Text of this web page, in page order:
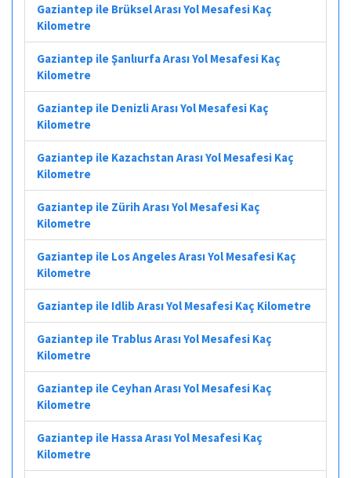
Gaziantep ile Brüksel Arası Yol Mesafesi Kaç
Kilometre
Gaziantep ile Şanlıurfa Arası Yol Mesafesi Kaç
Kilometre
Gaziantep ile Denizli Arası Yol Mesafesi Kaç
Kilometre
Gaziantep ile Kazachstan Arası Yol Mesafesi Kaç
Kilometre
Gaziantep ile Zürih Arası Yol Mesafesi Kaç
Kilometre
Gaziantep ile Los Angeles Arası Yol Mesafesi Kaç
Kilometre
Gaziantep ile Idlib Arası Yol Mesafesi Kaç Kilometre
Gaziantep ile Trablus Arası Yol Mesafesi Kaç
Kilometre
Gaziantep ile Ceyhan Arası Yol Mesafesi Kaç
Kilometre
Gaziantep ile Hassa Arası Yol Mesafesi Kaç
Kilometre